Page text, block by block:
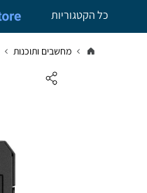
כל הקטגוריות
מחשבים ותוכנות